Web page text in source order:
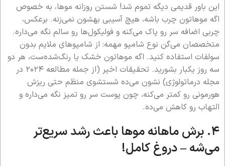
این باور قدیمی دیگه تموم شد! شستن روزانه موها، به خصوص
اگه موهاتون چرب باشه، هیچ آسیبی بهشون نمی‌زنه. برعکس،
چربی اضافه سر رو پاک می‌کنه و فولیکول‌ها رو سالم نگه می‌داره.
متخصصان می‌گن نوع شامپو مهمه: از شامپوهای ملایم بدون
سولفات استفاده کنید. اگه موهاتون خشک یا رنگ‌شده‌ست، هر دو
سه روز یکبار بشورید. تحقیقات اخیر (از جمله مطالعه ۲۰۲۴ در
مجله درماتولوژی) نشون می‌ده شستشوی منظم حتی ریزش
هورمونی رو کمتر می‌کنه، چون پوست سر رو تمیز نگه می‌داره و
التهاب رو کاهش می‌ده.
۴. برش ماهانه موها باعث رشد سریع‌تر
می‌شه –دروغ کامل!